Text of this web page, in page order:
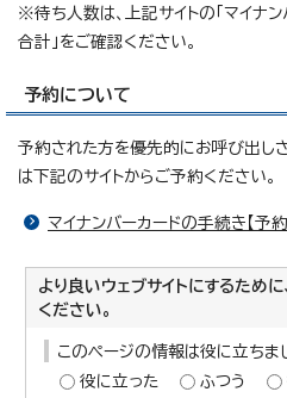
※待ち人数は、上記サイトの「マイナン
合計」をご確認ください。
予約について
予約された方を優先的にお呼び出し
は下記のサイトからご予約ください。
マイナンバーカードの手続き【予約
より良いウェブサイトにするため
ください。
このページの情報は役に立ちま
役に立った
ふつう